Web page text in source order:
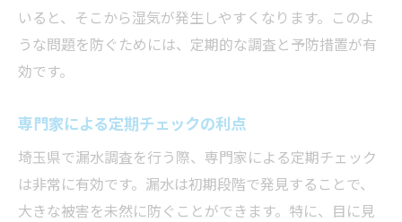
いると、そこから湿気が発生しやすくなります。このよ
うな問題を防ぐためには、定期的な調査と予防措置が有
効です。
専門家による定期チェックの利点
埼玉県で漏水調査を行う際、専門家による定期チェック
は非常に有効です。漏水は初期段階で発見することで、
大きな被害を未然に防ぐことができます。特に、目に見